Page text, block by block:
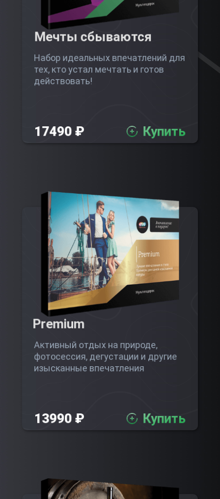
Мечты сбываются
Набор идеальных впечатлений для
тех, кто устал мечтать и готов
действовать!
17490 ₽ Купить
Premium
Активный отдых на природе,
фотосессия, дегустации и другие
изысканные впечатления
13990 ₽ Купить